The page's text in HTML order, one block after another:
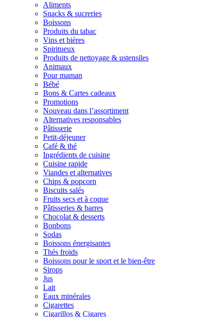
Aliments
Snacks & sucreries
Boissons
Produits du tabac
Vins et bières
Spiritueux
Produits de nettoyage & ustensiles
Animaux
Pour maman
Bébé
Bons & Cartes cadeaux
Promotions
Nouveau dans l’assortiment
Alternatives responsables
Pâtisserie
Petit-déjeuner
Café & thé
Ingrédients de cuisine
Cuisine rapide
Viandes et alternatives
Chips & popcorn
Biscuits salés
Fruits secs et à coque
Pâtisseries & barres
Chocolat & desserts
Bonbons
Sodas
Boissons énergisantes
Thés froids
Boissons pour le sport et le bien-être
Sirops
Jus
Lait
Eaux minérales
Cigarettes
Cigarillos & Cigares